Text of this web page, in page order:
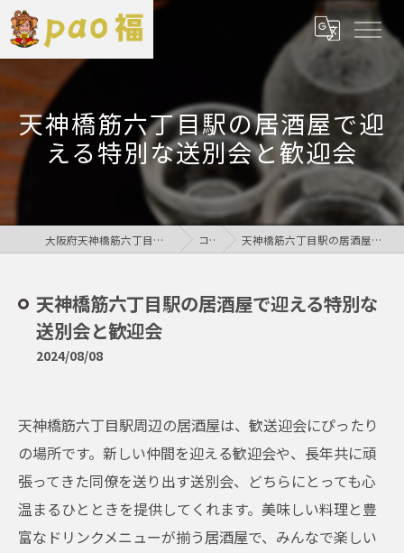
天神橋筋六丁目駅の居酒屋で迎
える特別な送別会と歓迎会
大阪府天神橋筋六丁目の居酒屋なら鶏居酒屋pao福 コラム 天神橋筋六丁目駅の居酒屋で迎える特別な送別会と歓迎会
天神橋筋六丁目駅の居酒屋で迎える特別な
送別会と歓迎会
2024/08/08
天神橋筋六丁目駅周辺の居酒屋は、歓送迎会にぴったり
の場所です。新しい仲間を迎える歓迎会や、長年共に頑
張ってきた同僚を送り出す送別会、どちらにとっても心
温まるひとときを提供してくれます。美味しい料理と豊
富なドリンクメニューが揃う居酒屋で、みんなで楽しい